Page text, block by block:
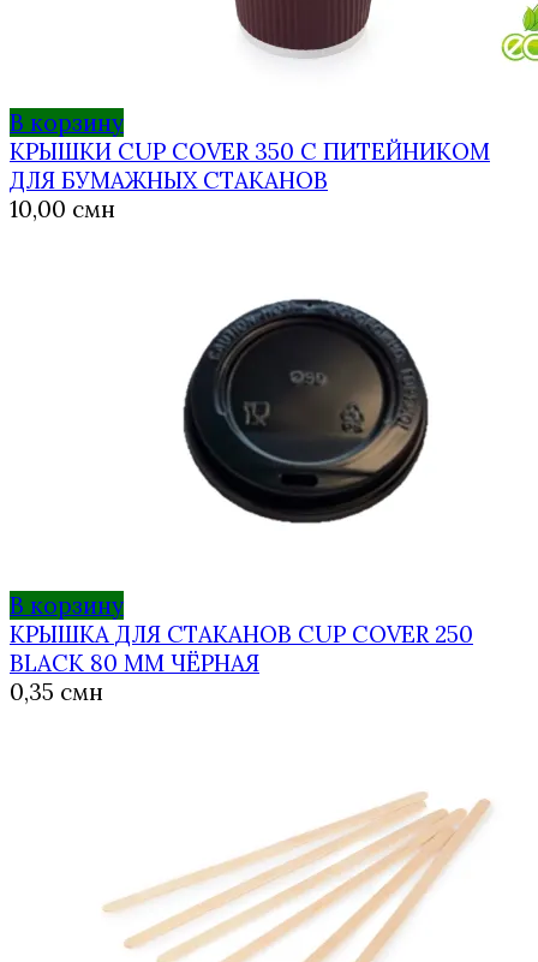
В корзину
КРЫШКИ CUP COVER 350 С ПИТЕЙНИКОМ
ДЛЯ БУМАЖНЫХ СТАКАНОВ
10,00 смн
В корзину
КРЫШКА ДЛЯ СТАКАНОВ CUP COVER 250
BLACK 80 ММ ЧЁРНАЯ
0,35 смн